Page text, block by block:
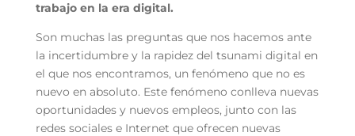
trabajo en la era digital.
Son muchas las preguntas que nos hacemos ante
la incertidumbre y la rapidez del tsunami digital en
el que nos encontramos, un fenómeno que no es
nuevo en absoluto. Este fenómeno conlleva nuevas
oportunidades y nuevos empleos, junto con las
redes sociales e Internet que ofrecen nuevas